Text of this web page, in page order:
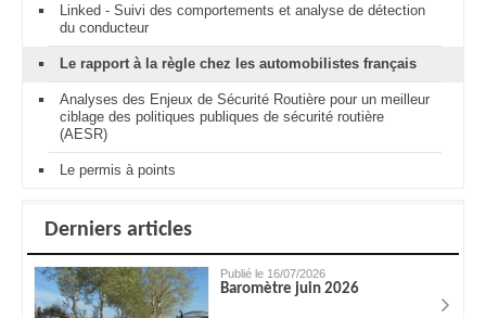
Linked - Suivi des comportements et analyse de détection
du conducteur
Le rapport à la règle chez les automobilistes français
Analyses des Enjeux de Sécurité Routière pour un meilleur
ciblage des politiques publiques de sécurité routière
(AESR)
Le permis à points
Derniers articles
Publié le 16/07/2026
Baromètre juin 2026